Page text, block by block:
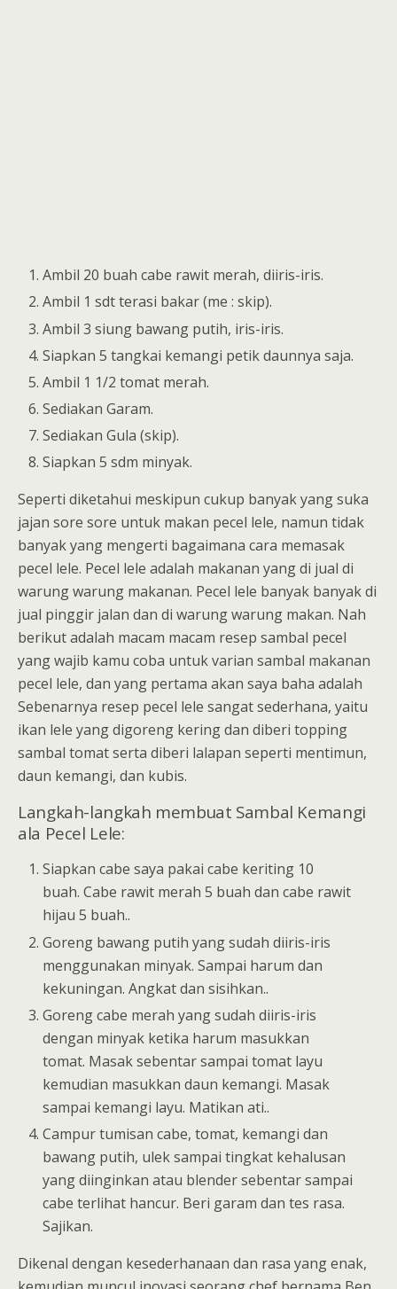
Ambil 20 buah cabe rawit merah, diiris-iris.
Ambil 1 sdt terasi bakar (me : skip).
Ambil 3 siung bawang putih, iris-iris.
Siapkan 5 tangkai kemangi petik daunnya saja.
Ambil 1 1/2 tomat merah.
Sediakan Garam.
Sediakan Gula (skip).
Siapkan 5 sdm minyak.
Seperti diketahui meskipun cukup banyak yang suka
jajan sore sore untuk makan pecel lele, namun tidak
banyak yang mengerti bagaimana cara memasak
pecel lele. Pecel lele adalah makanan yang di jual di
warung warung makanan. Pecel lele banyak banyak di
jual pinggir jalan dan di warung warung makan. Nah
berikut adalah macam macam resep sambal pecel
yang wajib kamu coba untuk varian sambal makanan
pecel lele, dan yang pertama akan saya baha adalah
Sebenarnya resep pecel lele sangat sederhana, yaitu
ikan lele yang digoreng kering dan diberi topping
sambal tomat serta diberi lalapan seperti mentimun,
daun kemangi, dan kubis.
Langkah-langkah membuat Sambal Kemangi
ala Pecel Lele:
Siapkan cabe saya pakai cabe keriting 10
buah. Cabe rawit merah 5 buah dan cabe rawit
hijau 5 buah..
Goreng bawang putih yang sudah diiris-iris
menggunakan minyak. Sampai harum dan
kekuningan. Angkat dan sisihkan..
Goreng cabe merah yang sudah diiris-iris
dengan minyak ketika harum masukkan
tomat. Masak sebentar sampai tomat layu
kemudian masukkan daun kemangi. Masak
sampai kemangi layu. Matikan ati..
Campur tumisan cabe, tomat, kemangi dan
bawang putih, ulek sampai tingkat kehalusan
yang diinginkan atau blender sebentar sampai
cabe terlihat hancur. Beri garam dan tes rasa.
Sajikan.
Dikenal dengan kesederhanaan dan rasa yang enak,